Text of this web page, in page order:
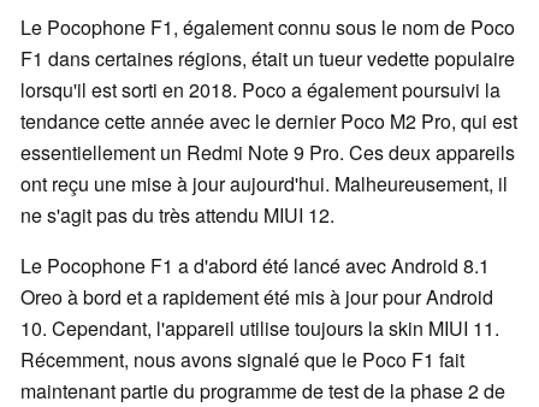
Le Pocophone F1, également connu sous le nom de Poco
F1 dans certaines régions, était un tueur vedette populaire
lorsqu'il est sorti en 2018. Poco a également poursuivi la
tendance cette année avec le dernier Poco M2 Pro, qui est
essentiellement un Redmi Note 9 Pro. Ces deux appareils
ont reçu une mise à jour aujourd'hui. Malheureusement, il
ne s'agit pas du très attendu MIUI 12.
Le Pocophone F1 a d'abord été lancé avec Android 8.1
Oreo à bord et a rapidement été mis à jour pour Android
10. Cependant, l'appareil utilise toujours la skin MIUI 11.
Récemment, nous avons signalé que le Poco F1 fait
maintenant partie du programme de test de la phase 2 de